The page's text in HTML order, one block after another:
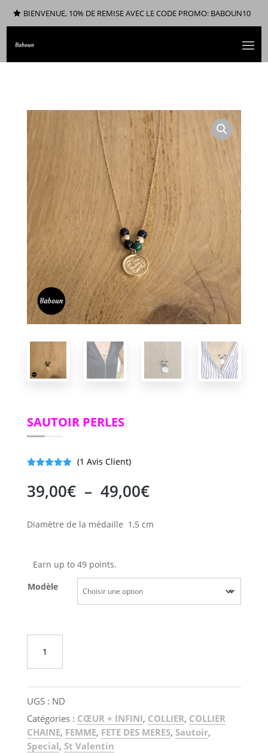
BIENVENUE, 10% DE REMISE AVEC LE CODE PROMO: BABOUN10
SAUTOIR PERLES
basé sur
notation
(1 Avis Client)
39,00€ – 49,00€Plage
de
prix :
39,00€
Diamètre de la médaille 1,5 cm
Earn up to 49 points.
Modèle
Sautoir
UGS : ND
Catégories : CŒUR + INFINI, COLLIER, COLLIER
CHAINE, FEMME, FETE DES MERES, Sautoir,
Special, St Valentin